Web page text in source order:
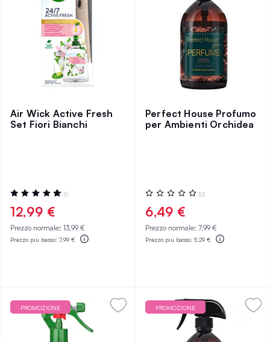
Air Wick Active Fresh
Set Fiori Bianchi
Valutazione:
100%
(1)
12,99 €
Prezzo normale: 13,99 €
Prezzo più basso: 7,99 €
Perfect House Profumo
per Ambienti Orchidea
Valutazione:
0%
(0)
6,49 €
Prezzo normale: 7,99 €
Prezzo più basso: 5,29 €
PROMOZIONE PROMOZIONE